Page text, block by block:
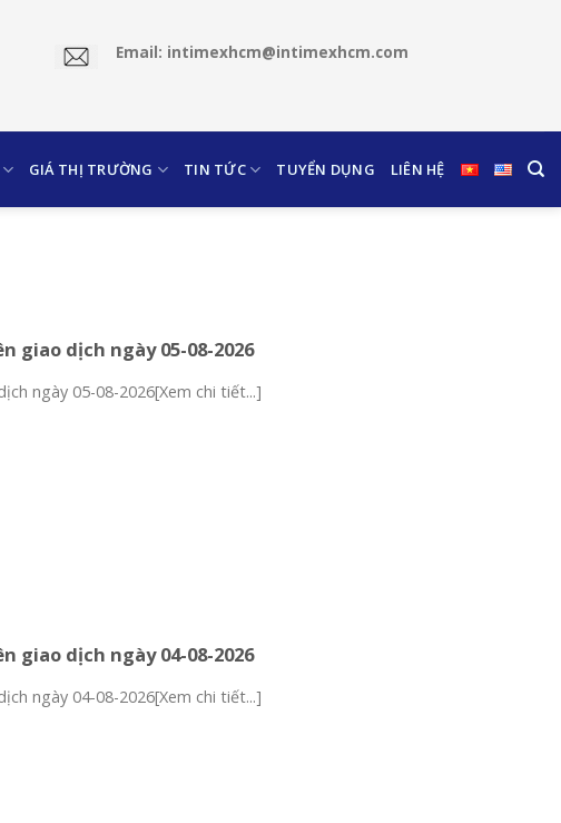
Email: intimexhcm@intimexhcm.com
GIÁ THỊ TRƯỜNG TIN TỨC TUYỂN DỤNG LIÊN HỆ
giao dịch ngày 05-08-2026
ngày 05-08-2026[Xem chi tiết...]
giao dịch ngày 04-08-2026
ngày 04-08-2026[Xem chi tiết...]